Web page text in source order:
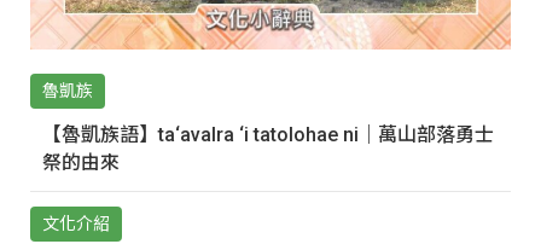
魯凱族
【魯凱族語】ta‘avalra ‘i tatolohae ni｜萬山部落勇士
祭的由來
文化介紹